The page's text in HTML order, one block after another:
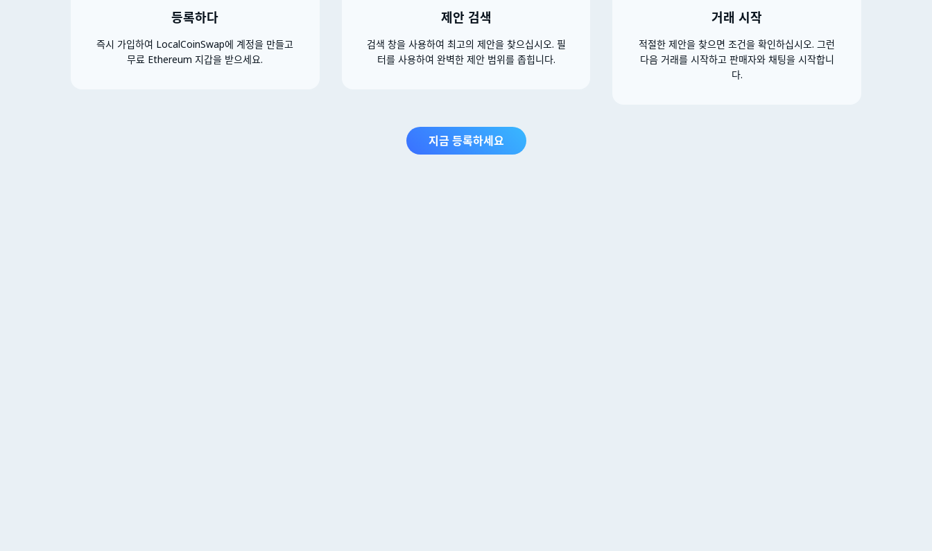
등록하다
즉시 가입하여 LocalCoinSwap에 계정을 만들고
무료 Ethereum 지갑을 받으세요.
제안 검색
검색 창을 사용하여 최고의 제안을 찾으십시오. 필
터를 사용하여 완벽한 제안 범위를 좁힙니다.
거래 시작
적절한 제안을 찾으면 조건을 확인하십시오. 그런
다음 거래를 시작하고 판매자와 채팅을 시작합니
다.
지금 등록하세요